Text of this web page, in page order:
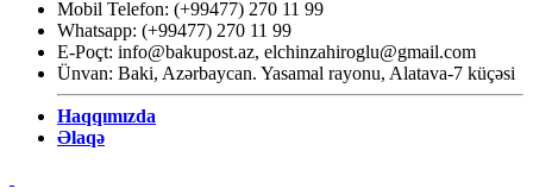
Mobil Telefon: (+99477) 270 11 99
Whatsapp: (+99477) 270 11 99
E-Poçt: info@bakupost.az, elchinzahiroglu@gmail.com
Ünvan: Baki, Azərbaycan. Yasamal rayonu, Alatava-7 küçəsi
Haqqımızda
Əlaqə